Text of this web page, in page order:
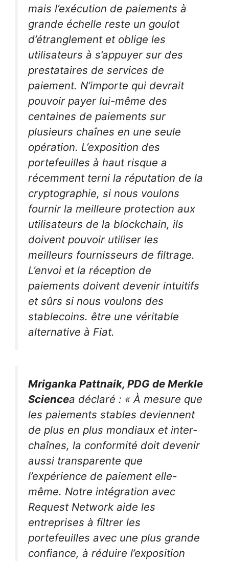
mais l’exécution de paiements à
grande échelle reste un goulot
d’étranglement et oblige les
utilisateurs à s’appuyer sur des
prestataires de services de
paiement. N’importe qui devrait
pouvoir payer lui-même des
centaines de paiements sur
plusieurs chaînes en une seule
opération. L’exposition des
portefeuilles à haut risque a
récemment terni la réputation de la
cryptographie, si nous voulons
fournir la meilleure protection aux
utilisateurs de la blockchain, ils
doivent pouvoir utiliser les
meilleurs fournisseurs de filtrage.
L’envoi et la réception de
paiements doivent devenir intuitifs
et sûrs si nous voulons des
stablecoins. être une véritable
alternative à Fiat.
Mriganka Pattnaik, PDG de Merkle
Sciencea déclaré : « À mesure que
les paiements stables deviennent
de plus en plus mondiaux et inter-
chaînes, la conformité doit devenir
aussi transparente que
l’expérience de paiement elle-
même. Notre intégration avec
Request Network aide les
entreprises à filtrer les
portefeuilles avec une plus grande
confiance, à réduire l’exposition